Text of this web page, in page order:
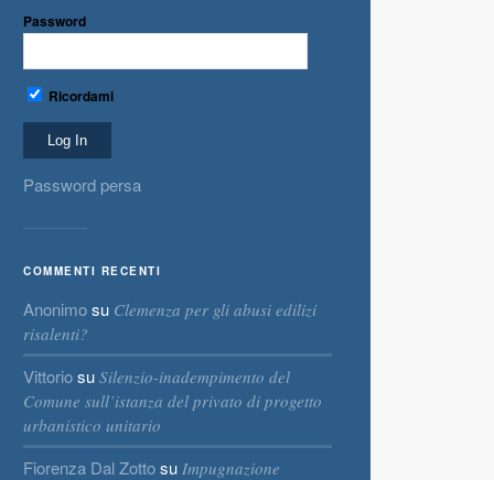
Password
Ricordami
Password persa
COMMENTI RECENTI
Anonimosu Clemenza per gli abusi edilizi
risalenti?
Vittoriosu Silenzio-inadempimento del
Comune sull’istanza del privato di progetto
urbanistico unitario
Fiorenza Dal Zottosu Impugnazione